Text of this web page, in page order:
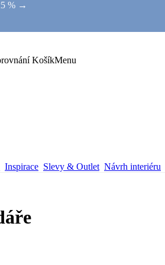
% →
KošíkMenu
Inspirace Slevy & Outlet Návrh interiéru